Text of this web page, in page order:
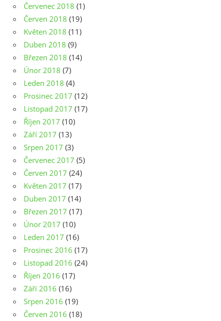
Červenec 2018 (1)
Červen 2018 (19)
Květen 2018 (11)
Duben 2018 (9)
Březen 2018 (14)
Únor 2018 (7)
Leden 2018 (4)
Prosinec 2017 (12)
Listopad 2017 (17)
Říjen 2017 (10)
Září 2017 (13)
Srpen 2017 (3)
Červenec 2017 (5)
Červen 2017 (24)
Květen 2017 (17)
Duben 2017 (14)
Březen 2017 (17)
Únor 2017 (10)
Leden 2017 (16)
Prosinec 2016 (17)
Listopad 2016 (24)
Říjen 2016 (17)
Září 2016 (16)
Srpen 2016 (19)
Červen 2016 (18)